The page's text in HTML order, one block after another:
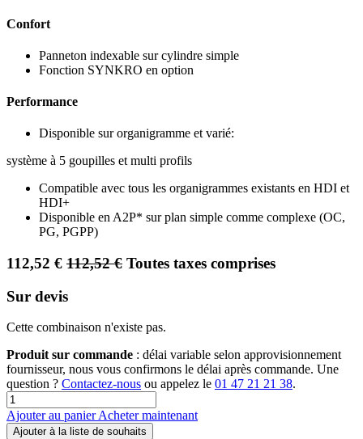
Confort
Panneton indexable sur cylindre simple
Fonction SYNKRO en option
Performance
Disponible sur organigramme et varié:
système à 5 goupilles et multi profils
Compatible avec tous les organigrammes existants en HDI et
HDI+
Disponible en A2P* sur plan simple comme complexe (OC,
PG, PGPP)
112,52 € 112,52€ Toutes taxes comprises
Sur devis
Cette combinaison n'existe pas.
Produit sur commande : délai variable selon approvisionnement
fournisseur, nous vous confirmons le délai après commande. Une
question ? Contactez-nous ou appelez le 01 47 21 21 38.
Ajouter au panierAcheter maintenant
Ajouter à la liste de souhaits